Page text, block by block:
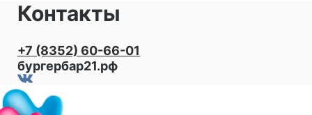
Контакты
+7 (8352) 60-66-01
бургербар21.рф